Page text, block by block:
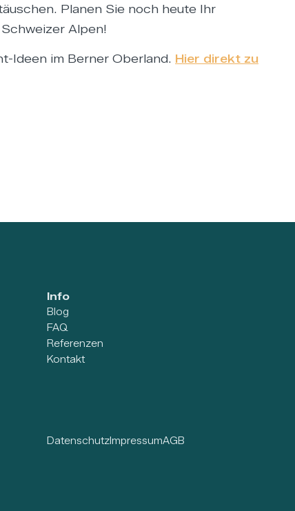
Planen Sie noch heute Ihr
Alpen!
Ideen im Berner Oberland. Hier direkt zu
Info
Blog
FAQ
Referenzen
Kontakt
DatenschutzImpressumAGB